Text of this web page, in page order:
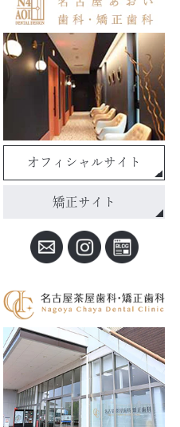
オフィシャルサイト
矯正サイト